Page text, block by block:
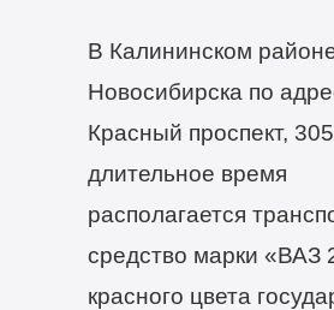
В Калининском
Новосибирска по
Красный проспект,
длительное время
располагается
средство марки «ВАЗ
красного цвета